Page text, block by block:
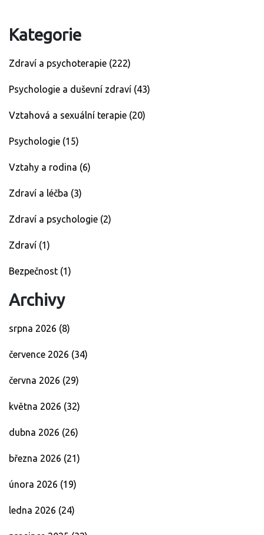
Kategorie
Zdraví a psychoterapie (222)
Psychologie a duševní zdraví (43)
Vztahová a sexuální terapie (20)
Psychologie (15)
Vztahy a rodina (6)
Zdraví a léčba (3)
Zdraví a psychologie (2)
Zdraví (1)
Bezpečnost (1)
Archivy
srpna 2026 (8)
července 2026 (34)
června 2026 (29)
května 2026 (32)
dubna 2026 (26)
března 2026 (21)
února 2026 (19)
ledna 2026 (24)